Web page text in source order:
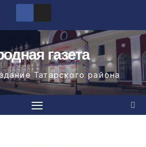
газета
Татарского района